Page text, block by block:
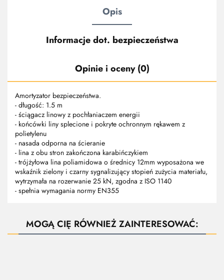
Opis
Informacje dot. bezpieczeństwa
Opinie i oceny (0)
Amortyzator bezpieczeństwa.
- długość: 1.5 m
- ściągacz linowy z pochłaniaczem energii
- końcówki liny splecione i pokryte ochronnym rękawem z
polietylenu
- nasada odporna na ścieranie
- lina z obu stron zakończona karabińczykiem
- trójżyłowa lina poliamidowa o średnicy 12mm wyposażona we
wskaźnik zielony i czarny sygnalizujący stopień zużycia materiału,
wytrzymała na rozerwanie 25 kN, zgodna z ISO 1140
- spełnia wymagania normy EN355
MOGĄ CIĘ RÓWNIEŻ ZAINTERESOWAĆ: